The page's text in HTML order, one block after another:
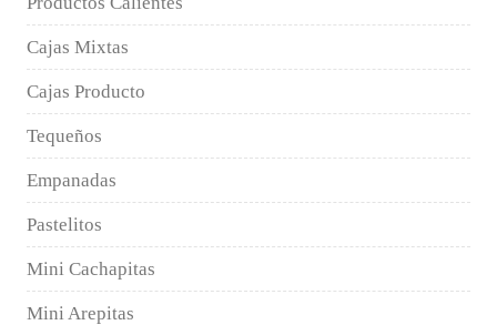
Cajas Mixtas
Cajas Producto
Tequeños
Empanadas
Pastelitos
Mini Cachapitas
Mini Arepitas